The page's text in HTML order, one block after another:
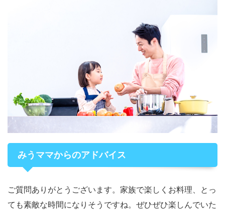
みうママからのアドバイス
ご質問ありがとうございます。家族で楽しくお料理、とっ
ても素敵な時間になりそうですね。ぜひぜひ楽しんでいた